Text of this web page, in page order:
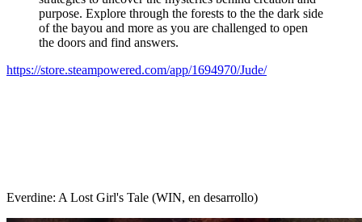
purpose. Explore through the forests to the the dark side
of the bayou and more as you are challenged to open
the doors and find answers.
https://store.steampowered.com/app/1694970/Jude/
Everdine: A Lost Girl's Tale (WIN, en desarrollo)